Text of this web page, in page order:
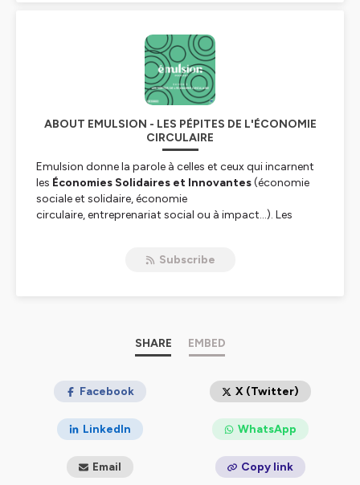
ABOUT EMULSION - LES PÉPITES DE L'ÉCONOMIE
CIRCULAIRE
Emulsion donne la parole à celles et ceux qui incarnent
les Économies Solidaires et Innovantes(économie
sociale et solidaire, économie
circulaire, entreprenariat social ou à impact…). Les
Nous nous sommes demandé comment vous les
déchets des ressources et une opportunité de
transformer positivement le monde pour un partage
résultats aujourd’hui !
Emulsion est un podcast de l’association les Canaux,
qui contribue à faire progresser l'économie solidaire,
circulaire et locale, avec le soutien de l’ADEME.
Subscribe
SHARE EMBED
Facebook X (Twitter)
LinkedIn WhatsApp
Email Copy link